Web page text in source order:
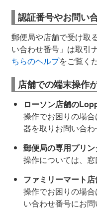
認証番号やお問い
郵便局や店舗で受け取
い合わせ番号」は取引
ちらのヘルプをご覧く
店舗での端末操作
ローソン店舗の
操作でお困りの場
器を取りお問い合わ
郵便局の専用プリン
操作については、窓
ファミリーマート
操作でお困りの場
い合わせ番号にお問